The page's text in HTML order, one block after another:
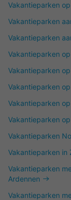
Vakantieparken
Vakantieparken
Vakantieparken
Vakantieparken
Vakantieparken
Vakantieparken
Vakantieparken
Vakantieparken
Vakantieparken
Vakantieparken in
Vakantieparken
Ardennen
Vakantieparken